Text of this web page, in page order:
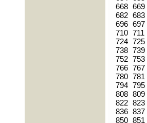
668 669
682 683
696 697
710 711
724 725
738 739
752 753
766 767
780 781
794 795
808 809
822 823
836 837
850 851